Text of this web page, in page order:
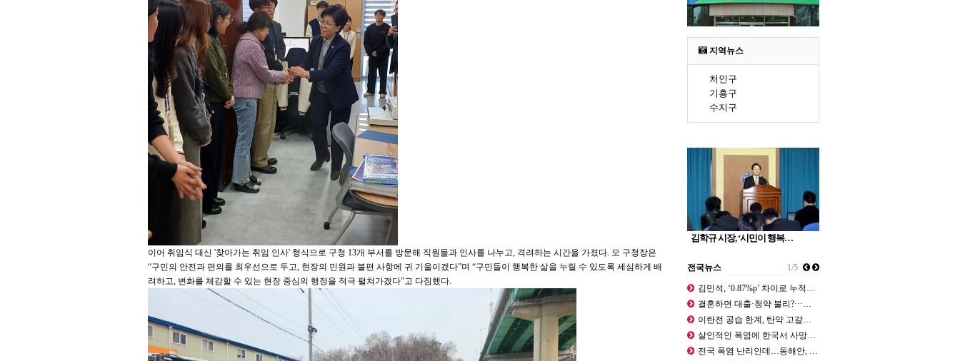
지역뉴스
처인구
기흥구
수지구
김학규 시장, ‘시민이 행복…
1/5
전국뉴스
김민석, ‘0.87%p’ 차이로 누적…
결혼하면 대출·청약 불리?···이 대…
이란전 공습 한계, 탄약 고갈… "美…
살인적인 폭염에 한국서 사망자 속출……
전국 폭염 난리인데…동해안, 태풍 돌…
이어 취임식 대신 '찾아가는 취임 인사' 형식으로 구청 13개 부서를 방문해 직원들과 인사를 나누고, 격려하는 시간을 가졌다. 오 구청장은
“구민의 안전과 편의를 최우선으로 두고, 현장의 민원과 불편 사항에 귀 기울이겠다”며 “구민들이 행복한 삶을 누릴 수 있도록 세심하게 배
려하고, 변화를 체감할 수 있는 현장 중심의 행정을 적극 펼쳐가겠다”고 다짐했다.